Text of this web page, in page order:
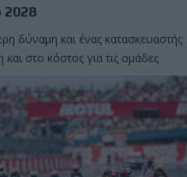
2028
δύναμη και ένας κατασκευαστής
στο κόστος για τις ομάδες